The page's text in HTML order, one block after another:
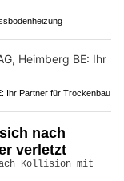
Ihr Partner für Trockenbau
nach
verletzt